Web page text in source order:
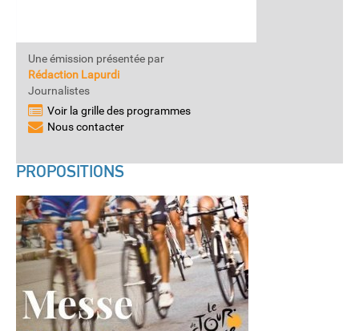
Une émission présentée par
Rédaction Lapurdi
Journalistes
Voir la grille des programmes
Nous contacter
PROPOSITIONS